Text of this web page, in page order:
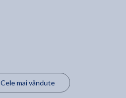
Cele mai vândute